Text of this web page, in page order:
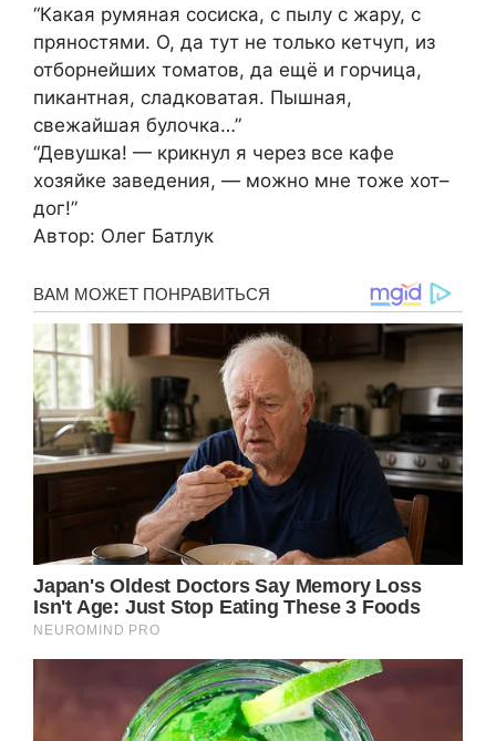
“Какая румяная сосиска, с пылу с жару, с
пряностями. О, да тут не только кетчуп, из
отборнейших томатов, да ещё и горчица,
пикантная, сладковатая. Пышная,
свежайшая булочка…”
“Девушка! — крикнул я через все кафе
хозяйке заведения, — можно мне тоже хот–
дог!”
Автор: Олег Батлук